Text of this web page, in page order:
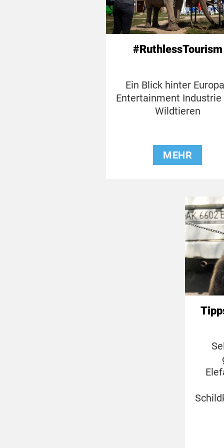
#RuthlessTourism
Ein Blick hinter
Entertainment
Wildtieren
MEHR